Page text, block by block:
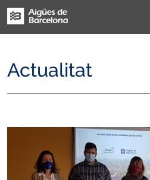
Actualitat